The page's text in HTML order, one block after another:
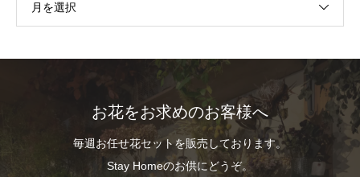
月を選択
お花をお求めのお客様へ
毎週お任せ花セットを販売しております。
Stay Homeのお供にどうぞ。